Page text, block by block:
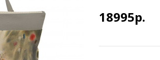
18995р.